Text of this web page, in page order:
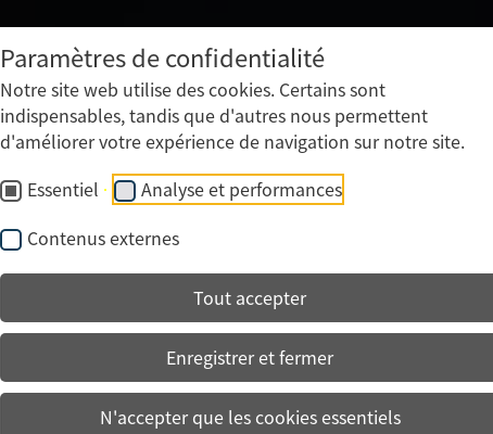
Paramètres de confidentialité
Notre site web utilise des cookies. Certains sont
indispensables, tandis que d'autres nous permettent
d'améliorer votre expérience de navigation sur notre site.
Essentiel
Analyse et performances
Contenus externes
Tout accepter
Enregistrer et fermer
N'accepter que les cookies essentiels
Logistique • Conditionnement • Envoi •